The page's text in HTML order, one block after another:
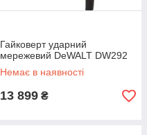
Гайковерт ударний
мережевий DeWALT DW292
Немає в наявності
13 899 ₴